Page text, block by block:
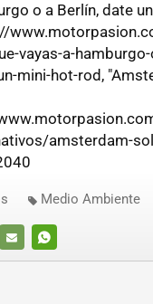
o a Berlín, date
vayas-a-
mini-hot-rod,
amsterdam-
E-
WHATSAPP
Medio Ambiente